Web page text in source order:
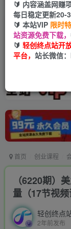
首页 创业课程
（6220期）
量（17节视频
轻创终点
2年前发布
🔰 内容涵盖网赚
每日稳定更新20-
🔰 本站VIP 限时
站资源免费下载，
🔰 轻创终点站开
平台， 站长微信